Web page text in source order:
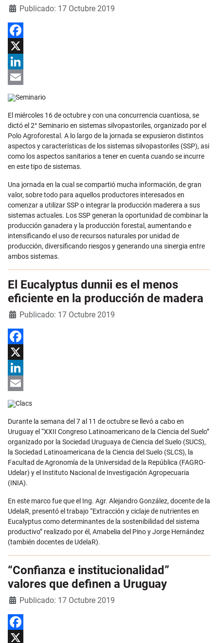
DetallesPublicado: 17 Octubre 2019
Facebook
X
LinkedIn
Email
El miércoles 16 de octubre y con una concurrencia cuantiosa, se
dictó el 2° Seminario en sistemas silvopastoriles, organizado por el
Polo Agroforestal. A lo largo de la jornada se expusieron distintos
aspectos y características de los sistemas silvopastoriles (SSP), asi
como los aspectos sanitarios a tener en cuenta cuando se incurre
en este tipo de sistemas.
Una jornada en la cual se compartió mucha información, de gran
valor, sobre todo para aquellos productores interesados en
comenzar a utilizar SSP o integrar la producción maderera a sus
sistemas actuales. Los SSP generan la oportunidad de combinar la
producción ganadera y la producción forestal, aumentando e
intensificando el uso de recursos naturales por unidad de
producción, diversificando riesgos y generando una sinergia entre
ambos sistemas.
El Eucalyptus dunnii es el menos
eficiente en la producción de madera
DetallesPublicado: 17 Octubre 2019
Facebook
X
LinkedIn
Email
Durante la semana del 7 al 11 de octubre se llevó a cabo en
Uruguay el “XXII Congreso Latinoamericano de la Ciencia del Suelo”
organizado por la Sociedad Uruguaya de Ciencia del Suelo (SUCS),
la Sociedad Latinoamericana de la Ciencia del Suelo (SLCS), la
Facultad de Agronomía de la Universidad de la República (FAGRO-
Udelar) y el Instituto Nacional de Investigación Agropecuaria
(INIA).
En este marco fue que el Ing. Agr. Alejandro González, docente de la
UdelaR, presentó el trabajo “Extracción y ciclaje de nutrientes en
Eucalyptus como determinantes de la sostenibilidad del sistema
productivo” realizado por él, Amabelia del Pino y Jorge Hernández
(también docentes de UdelaR).
“Confianza e institucionalidad”
valores que definen a Uruguay
DetallesPublicado: 17 Octubre 2019
Facebook